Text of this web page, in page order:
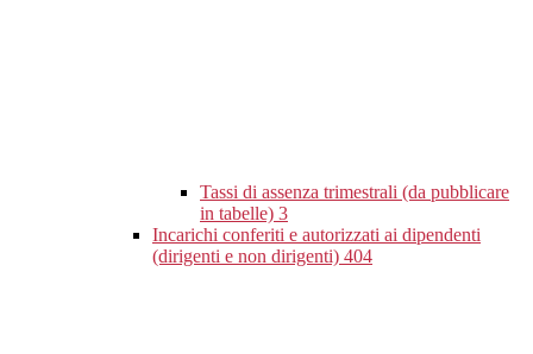
Tassi di assenza trimestrali (da pubblicare
in tabelle) 3
Incarichi conferiti e autorizzati ai dipendenti
(dirigenti e non dirigenti) 404